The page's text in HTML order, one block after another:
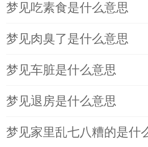
梦见吃素食是什么意思
梦见肉臭了是什么意思
梦见车脏是什么意思
梦见退房是什么意思
梦见家里乱七八糟的是什